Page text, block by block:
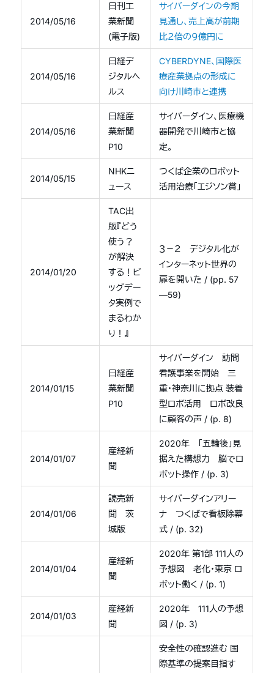
2014/05/16
日刊工
業新聞
(電子版)
サイバーダインの今期
見通し、売上高が前期
比２倍の９億円に
2014/05/16
日経デ
ジタルヘ
ルス
CYBERDYNE、国際医
療産業拠点の形成に
向け川崎市と連携
2014/05/16
日経産
業新聞
P10
サイバーダイン、医療機
器開発で川崎市と協
定。
2014/05/15
NHKニ
ュース
つくば企業のロボット
活用治療「エジソン賞」
2014/01/20
TAC出
版『どう
使う？
が解決
する！ビ
ッグデー
タ実例で
まるわか
り！』
３－２ デジタル化が
インターネット世界の
扉を開いた / (pp. 57
—59)
2014/01/15
日経産
業新聞
P10
サイバーダイン 訪問
看護事業を開始 三
重・神奈川に拠点 装着
型ロボ活用 ロボ改良
に顧客の声 / (p. 8)
2014/01/07
産経新
聞
2020年 「五輪後」見
据えた構想力 脳でロ
ボット操作 / (p. 3)
2014/01/06
読売新
聞 茨
城版
サイバーダインアリー
ナ つくばで看板除幕
式 / (p. 32)
2014/01/04
産経新
聞
2020年 第1部 111人の
予想図 老化・東京 ロ
ボット働く / (p. 1)
2014/01/03
産経新
聞
2020年 111人の予想
図 / (p. 3)
安全性の確認進む 国
際基準の提案目指す